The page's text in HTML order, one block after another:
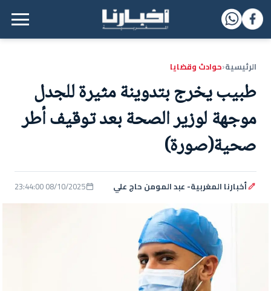
القائمة الرئيسية
الرئيسية‹حوادث وقضايا
طبيب يخرج بتدوينة مثيرة للجدل
موجهة لوزير الصحة بعد توقيف أطر
صحية(صورة)
أخبارنا المغربية- عبد المومن حاج علي 08/10/2025 23:44:00